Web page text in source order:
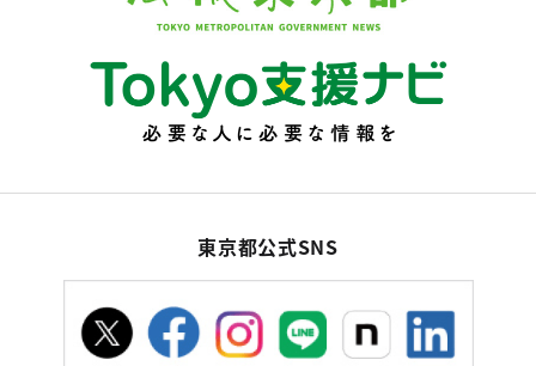
東京都公式SNS